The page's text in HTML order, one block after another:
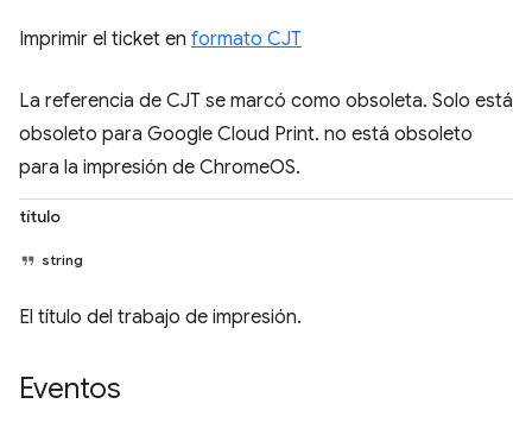
Imprimir el ticket en formato CJT
La referencia de CJT se marcó como obsoleta. Solo está
obsoleto para Google Cloud Print. no está obsoleto
para la impresión de ChromeOS.
título
string
El título del trabajo de impresión.
Eventos